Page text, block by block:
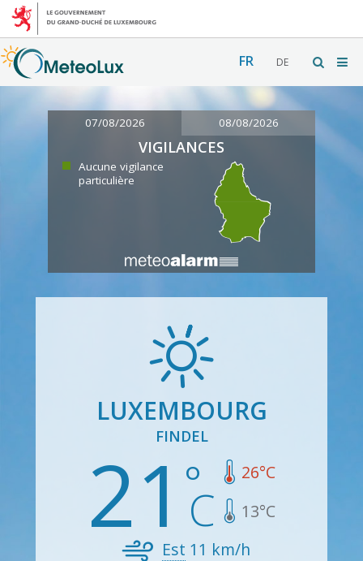
FR DE
07/08/2026 08/08/2026
VIGILANCES
Aucune vigilance
particulière
LUXEMBOURG
FINDEL
21 26°C
13°C
Est 11 km/h